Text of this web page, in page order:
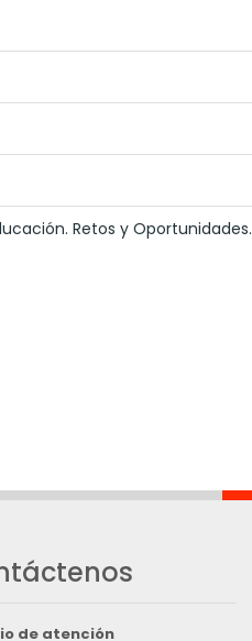
Retos y Oportunidades.
de atención